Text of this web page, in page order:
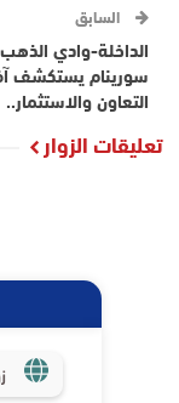
السابق
الداخلة-وادي
سورينام يستكشف
التعاون والاستثمار..
تعليقات الزوار